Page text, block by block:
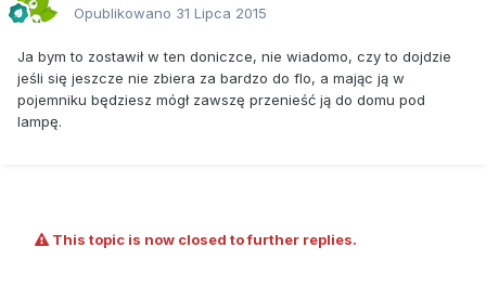
Opublikowano 31 Lipca 2015
Ja bym to zostawił w ten doniczce, nie wiadomo, czy to dojdzie
jeśli się jeszcze nie zbiera za bardzo do flo, a mając ją w
pojemniku będziesz mógł zawszę przenieść ją do domu pod
lampę.
This topic is now closed to further replies.